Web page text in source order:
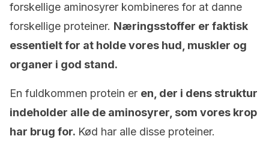
forskellige aminosyrer kombineres for at danne
forskellige proteiner. Næringsstoffer er faktisk
essentielt for at holde vores hud, muskler og
organer i god stand.
En fuldkommen protein er en, der i dens struktur
indeholder alle de aminosyrer, som vores krop
har brug for. Kød har alle disse proteiner.